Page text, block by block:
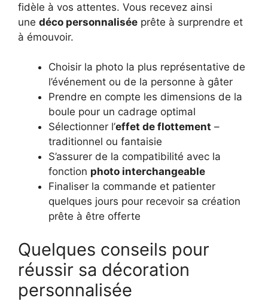
fidèle à vos attentes. Vous recevez ainsi
une déco personnalisée prête à surprendre et
à émouvoir.
Choisir la photo la plus représentative de
l’événement ou de la personne à gâter
Prendre en compte les dimensions de la
boule pour un cadrage optimal
Sélectionner l’effet de flottement –
traditionnel ou fantaisie
S’assurer de la compatibilité avec la
fonction photo interchangeable
Finaliser la commande et patienter
quelques jours pour recevoir sa création
prête à être offerte
Quelques conseils pour
réussir sa décoration
personnalisée